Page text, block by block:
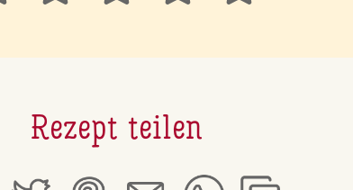
Rezept teilen